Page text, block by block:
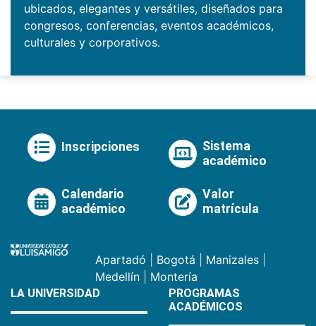
ubicados, elegantes y versátiles, diseñados para
congresos, conferencias, eventos académicos,
culturales y corporativos.
Inscripciones
Sistema
académico
Calendario
académico
Valor
matrícula
Apartadó Bogotá Manizales
Medellín
Montería
LA UNIVERSIDAD
PROGRAMAS
ACADÉMICOS